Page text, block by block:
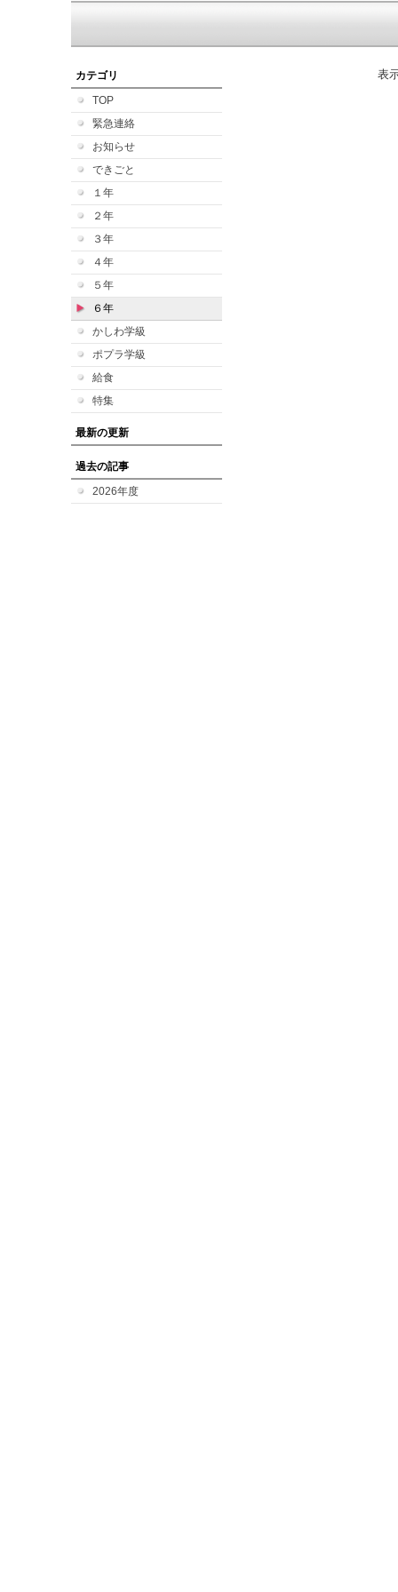
カテゴリ
TOP
緊急連絡
お知らせ
できごと
１年
２年
３年
４年
５年
６年
かしわ学級
ポプラ学級
給食
特集
最新の更新
過去の記事
2026年度
表